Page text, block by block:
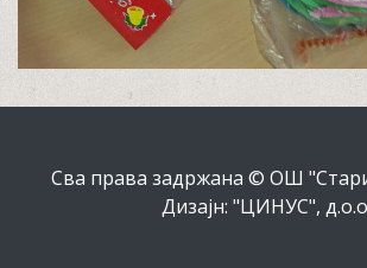
Сва права задржана © ОШ
Дизајн: "ЦИНУС",